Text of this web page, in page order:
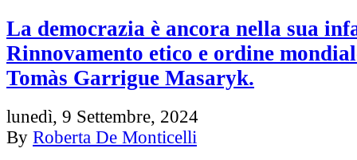
La democrazia è ancora nella sua
Rinnovamento etico e ordine
Tomàs Garrigue Masaryk.
lunedì, 9 Settembre, 2024
By Roberta De Monticelli